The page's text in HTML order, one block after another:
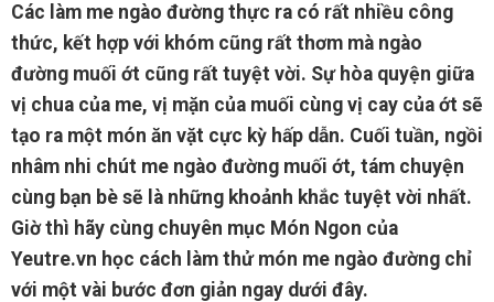
Các làm me ngào đường thực ra có rất nhiều công
thức, kết hợp với khóm cũng rất thơm mà ngào
đường muối ớt cũng rất tuyệt vời. Sự hòa quyện giữa
vị chua của me, vị mặn của muối cùng vị cay của ớt sẽ
tạo ra một món ăn vặt cực kỳ hấp dẫn. Cuối tuần, ngồi
nhâm nhi chút me ngào đường muối ớt, tám chuyện
cùng bạn bè sẽ là những khoảnh khắc tuyệt vời nhất.
Giờ thì hãy cùng chuyên mục Món Ngon của
Yeutre.vn học cách làm thử món me ngào đường chỉ
với một vài bước đơn giản ngay dưới đây.